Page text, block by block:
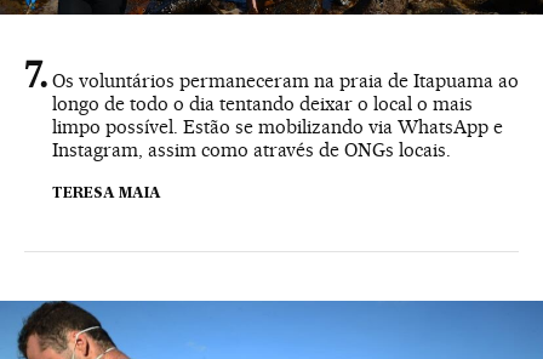
Os voluntários permaneceram na praia de Itapuama ao
longo de todo o dia tentando deixar o local o mais
limpo possível. Estão se mobilizando via WhatsApp e
Instagram, assim como através de ONGs locais.
TERESA MAIA